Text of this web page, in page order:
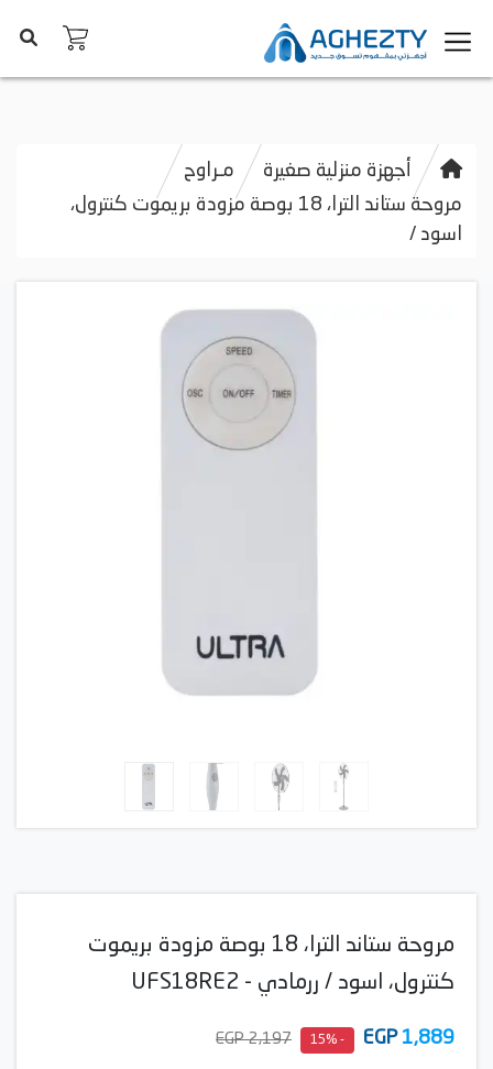
أجهزة منزلية صغيرة
مـراوح
مروحة ستاند الترا، 18 بوصة مزودة بريموت كنترول،
اسود /
مروحة ستاند الترا، 18 بوصة مزودة بريموت
كنترول، اسود / ررمادي - UFS18RE2
1,889
EGP
- 15%
2,197 EGP